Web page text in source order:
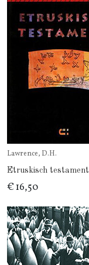
Lawrence, D.H.
Etruskisch testament
€ 16,50